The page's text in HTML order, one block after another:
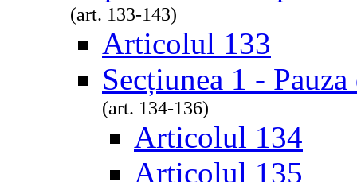
(art. 133-143)
Articolul 133
Secțiunea 1 -
(art. 134-136)
Articolul 134
Articolul 135